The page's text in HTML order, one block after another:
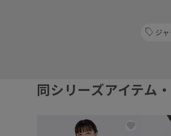
ジ
同シリーズアイテム